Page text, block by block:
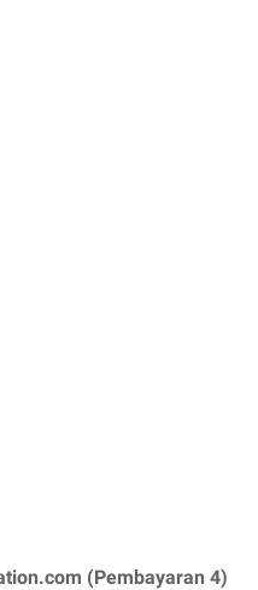
(Pembayaran 4)